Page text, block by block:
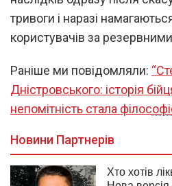
тривоги і наразі
користувачів за
Раніше ми повідомляли:
Дністровського: історія
непомітність стала